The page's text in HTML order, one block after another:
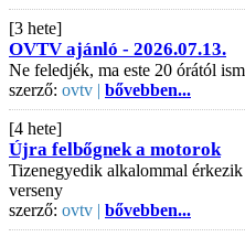
[3 hete]
OVTV ajánló - 2026.07.13.
Ne feledjék, ma este 20 órától
szerző: ovtv | bővebben...
[4 hete]
Újra felbőgnek a motorok
Tizenegyedik alkalommal
verseny
szerző: ovtv | bővebben...